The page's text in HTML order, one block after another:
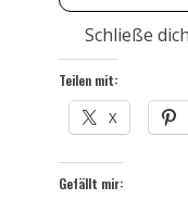
Schließe
Teilen mit:
X
Gefällt mir: